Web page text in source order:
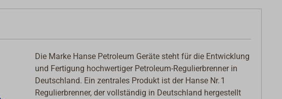
Die Marke Hanse Petroleum Geräte steht für die Entwicklung
und Fertigung hochwertiger Petroleum-Regulierbrenner in
Deutschland. Ein zentrales Produkt ist der Hanse Nr. 1
Regulierbrenner, der vollständig in Deutschland hergestellt